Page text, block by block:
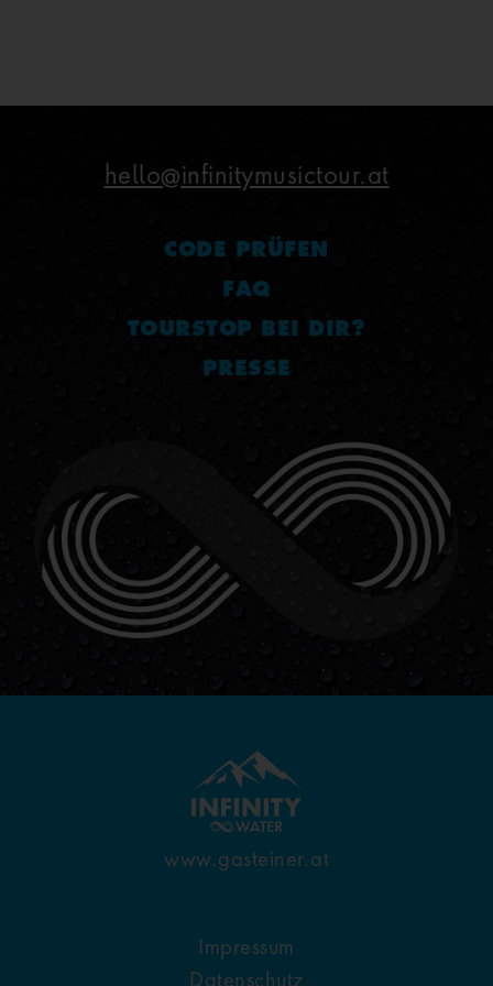
hello@infinitymusictour.at
CODE PRÜFEN
FAQ
TOURSTOP BEI DIR?
PRESSE
www.gasteiner.at
Impressum
Datenschutz